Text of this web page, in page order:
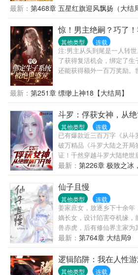
这玩应还真不行。”这时王
一手拎着56式半自动步枪
门而入。“张部长，枪我造
长什么时候上任？”“咱们边
试。”李云龙说完拿着枪就
问：“张部长，他谁啊？”张
云龙，你给我回来。十箱手
了。”、、、、、、当天下
真香！看来咱老李还要多往
最新： 第468章 五星红旗迎风飘扬（大结
惊！男主绝嗣？巧了
其他类型 连载
注:男主从头到尾是一人转
了获得复活机会，绑定了
还能获得额外一百万奖励。
是家里联姻的工具，生孩子
一个只有自己知道的秘密
婆，你什么时候给我生宝宝
兔，白切黑从不在意人命的
夜里，他轻叹出声:“乖，别
见时，她一袭红衣让他迷了
于你。”他却道:“两袖清风怎
马少年郎。他骑马近前
最新： 第251章 缥缈上神18【大结局】
斗罗：俘获女神，从
其他类型 连载
已有爆款近三百万字《从
破万精品《斗罗大陆之开局
证！千然穿越斗罗大陆绝世
武魂殿传承，在曾经的天使
万年魂兽天梦冰蚕和亡灵
走上一路横推的无敌之路。
这一世武魂殿当无敌于天下
史以来最年轻的封号斗罗
他是可怕的十级魂导师。
好的朋友，与古月娜结盟，
界，他是当之无愧的最强
家族再度崛起！武魂殿终将
不知道什么叫做对手，灭
过来，机缘拿来吧你，妹
最新： 第226章 极致之冰
仙子且慢
其他类型 连载
姜家庶女，放逐乡下十余年
嫡长女，设计陷害夺机缘
兽赤虎，后有修仙界主家为
无限。姜怜：自己淋过雨，
断。本书又名...
最新： 第764章 大结局9
逻辑陷阱：我在人性
其他类型 连载